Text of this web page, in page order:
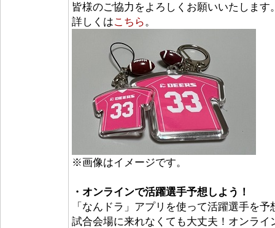
皆様のご協力をよろしくお願いいたします
詳しくはこちら。
※画像はイメージです。
・オンラインで活躍選手予想しよう！
「なんドラ」アプリを使って活躍選手を
試合会場に来れなくても大丈夫！オンラ